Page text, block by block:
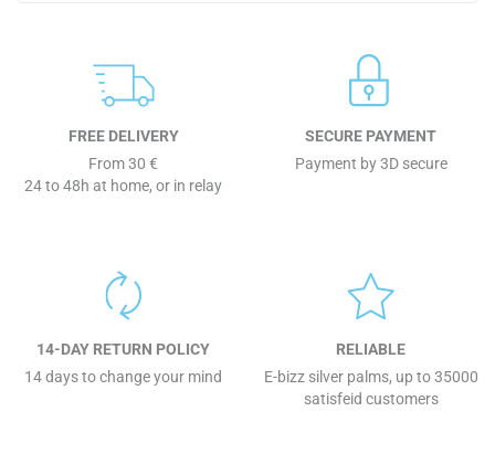
FREE DELIVERY
From 30 €
24 to 48h at home, or in relay
SECURE PAYMENT
Payment by 3D secure
14-DAY RETURN POLICY
14 days to change your mind
RELIABLE
E-bizz silver palms, up to 35000
satisfeid customers